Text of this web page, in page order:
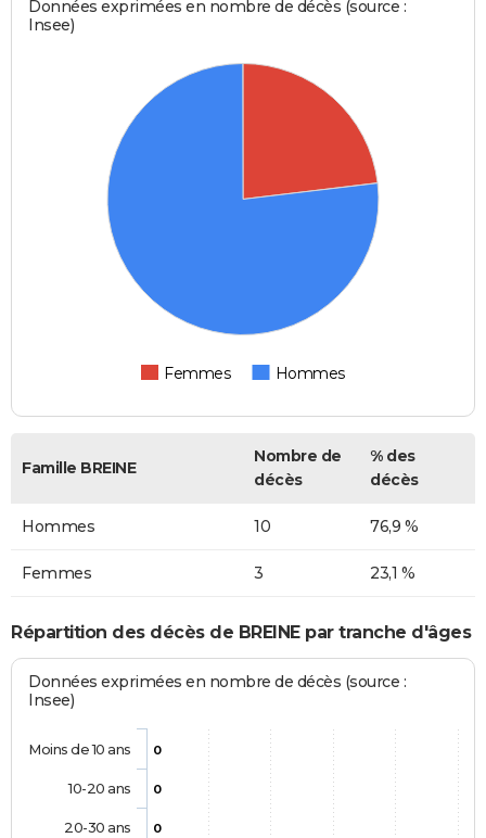
Données exprimées en nombre de décès (source :
Insee)
Femmes Hommes
Famille BREINE
Nombre de
décès
% des
décès
Hommes 10 76,9 %
Femmes 3 23,1 %
Répartition des décès de BREINE par tranche d'âges
Données exprimées en nombre de décès (source :
Insee)
0
0
0
Moins de 10 ans
10-20 ans
20-30 ans